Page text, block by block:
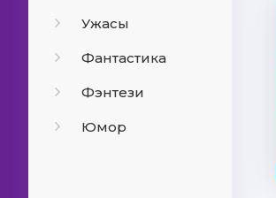
Ужасы
Фантастика
Фэнтези
Юмор